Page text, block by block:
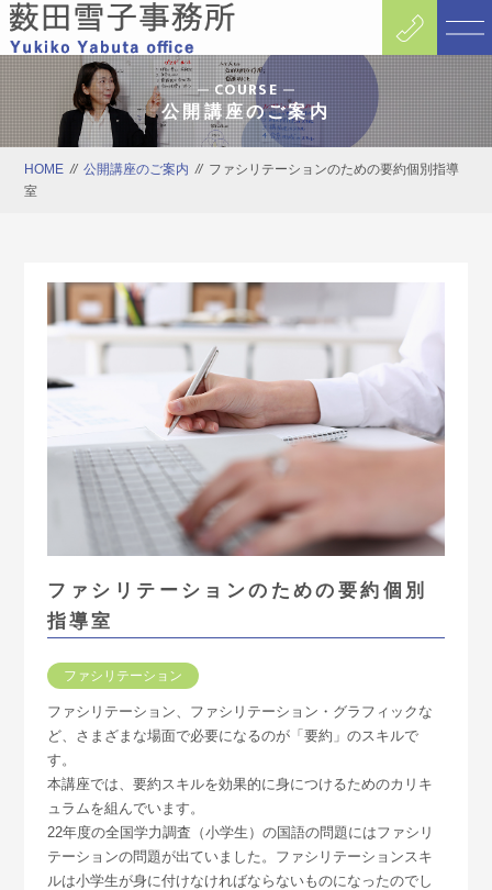
COURSE
公開講座のご案内
HOME // 公開講座のご案内 // ファシリテーションのための要約個別指導
室
ファシリテーションのための要約個別
指導室
ファシリテーション
ファシリテーション、ファシリテーション・グラフィックな
ど、さまざまな場面で必要になるのが「要約」のスキルで
す。
本講座では、要約スキルを効果的に身につけるためのカリキ
ュラムを組んでいます。
22年度の全国学力調査（小学生）の国語の問題にはファシリ
テーションの問題が出ていました。ファシリテーションスキ
ルは小学生が身に付けなければならないものになったのでし